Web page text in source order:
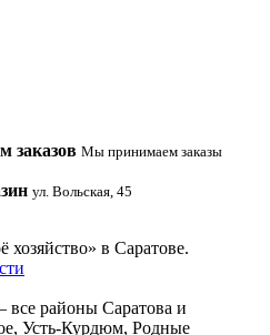
заказов Мы принимаем заказы
ул. Вольская, 45
в Саратове.
все районы Саратова и
Усть-Курдюм, Родные